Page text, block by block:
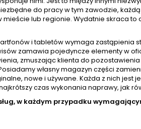
do pracy w tym zawodzie,
lub regionie. Wydatnie skraca to
i tabletów wymaga zastąpienia
zamawia pojedyncze elementy w
zmuszając klienta do
własny magazyn części
nowe i używane. Każda z nich jest
czas wykonania naprawy, jak
w każdym przypadku